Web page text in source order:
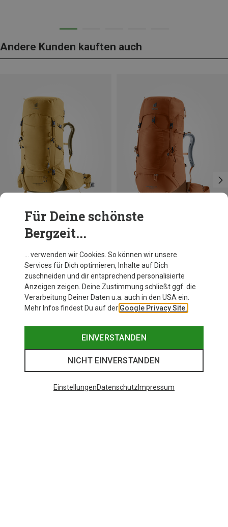
Andere Kunden kauften auch
Du sparst 14%
Deuter
CHF 219.95
Für Deine schönste
Bergzeit...
… verwenden wir Cookies. So können wir unsere
Services für Dich optimieren, Inhalte auf Dich
zuschneiden und dir entsprechend personalisierte
Anzeigen zeigen. Deine Zustimmung schließt ggf. die
Verarbeitung Deiner Daten u.a. auch in den USA ein.
Mehr Infos findest Du auf der Google Privacy Site.
EINVERSTANDEN
NICHT EINVERSTANDEN
EinstellungenDatenschutz Impressum